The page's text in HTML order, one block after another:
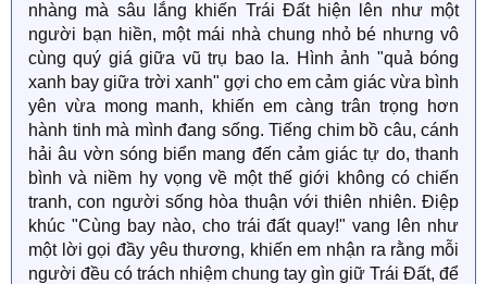
nhàng mà sâu lắng khiến Trái Đất hiện lên như một
người bạn hiền, một mái nhà chung nhỏ bé nhưng vô
cùng quý giá giữa vũ trụ bao la. Hình ảnh "quả bóng
xanh bay giữa trời xanh" gợi cho em cảm giác vừa bình
yên vừa mong manh, khiến em càng trân trọng hơn
hành tinh mà mình đang sống. Tiếng chim bồ câu, cánh
hải âu vờn sóng biển mang đến cảm giác tự do, thanh
bình và niềm hy vọng về một thế giới không có chiến
tranh, con người sống hòa thuận với thiên nhiên. Điệp
khúc "Cùng bay nào, cho trái đất quay!" vang lên như
một lời gọi đầy yêu thương, khiến em nhận ra rằng mỗi
người đều có trách nhiệm chung tay gìn giữ Trái Đất, để